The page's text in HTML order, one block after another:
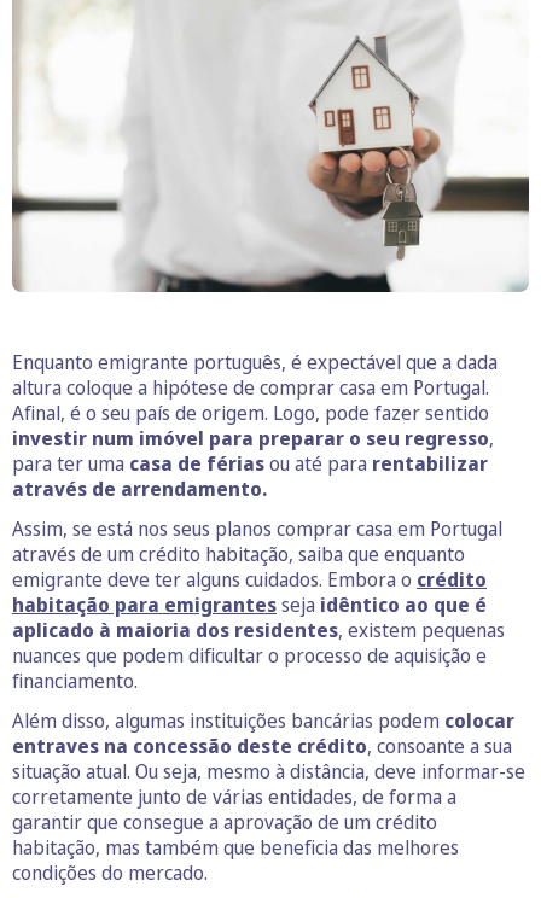
Enquanto emigrante português, é expectável que a dada
altura coloque a hipótese de comprar casa em Portugal.
Afinal, é o seu país de origem. Logo, pode fazer sentido
investir num imóvel para preparar o seu regresso,
para ter uma casa de fériasou até para rentabilizar
através de arrendamento.
Assim, se está nos seus planos comprar casa em Portugal
através de um crédito habitação, saiba que enquanto
emigrante deve ter alguns cuidados. Embora o crédito
habitação para emigrantesseja idêntico ao que é
aplicado à maioria dos residentes, existem pequenas
nuances que podem dificultar o processo de aquisição e
financiamento.
Além disso, algumas instituições bancárias podem colocar
entraves na concessão deste crédito, consoante a sua
situação atual. Ou seja, mesmo à distância, deve informar-se
corretamente junto de várias entidades, de forma a
garantir que consegue a aprovação de um crédito
habitação, mas também que beneficia das melhores
condições do mercado.